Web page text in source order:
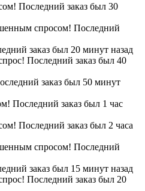
Последний заказ был 30
спросом! Последний
заказ был 20 минут назад
Последний заказ был 40
заказ был 50 минут
Последний заказ был 1 час
Последний заказ был 2 часа
спросом! Последний
заказ был 15 минут назад
Последний заказ был 20